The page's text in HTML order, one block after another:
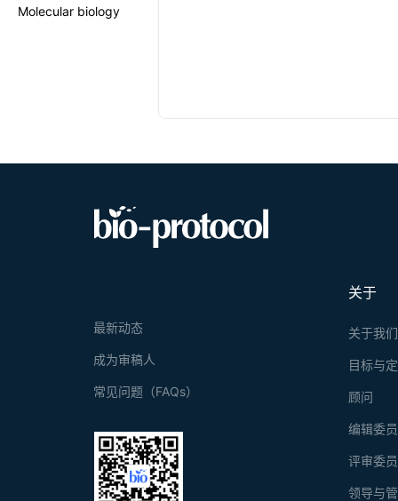
Molecular biology
关于
关于我们
目标与
顾问
编辑委
评审委
领导与
最新动态
成为审稿人
常见问题（FAQs）